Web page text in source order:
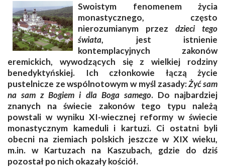
Swoistym fenomenem życia
monastycznego, często
nierozumianym przez dzieci tego
świata, jest istnienie
kontemplacyjnych zakonów
eremickich, wywodzących się z wielkiej rodziny
benedyktyńskiej. Ich członkowie łączą życie
pustelnicze ze wspólnotowym w myśl zasady:Żyć sam
na sam z Bogiem i dla Boga samego. Do najbardziej
znanych na świecie zakonów tego typu należą
powstali w wyniku XI-wiecznej reformy w świecie
monastycznym kameduli i kartuzi. Ci ostatni byli
obecni na ziemiach polskich jeszcze w XIX wieku,
m.in. w Kartuzach na Kaszubach, gdzie do dziś
pozostał po nich okazały kościół.